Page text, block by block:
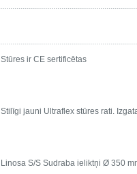
Stūres ir CE sertificētas
Stilīgi jauni Ultraflex stūres rati.
Linosa S/S Sudraba ieliktņi Ø 350